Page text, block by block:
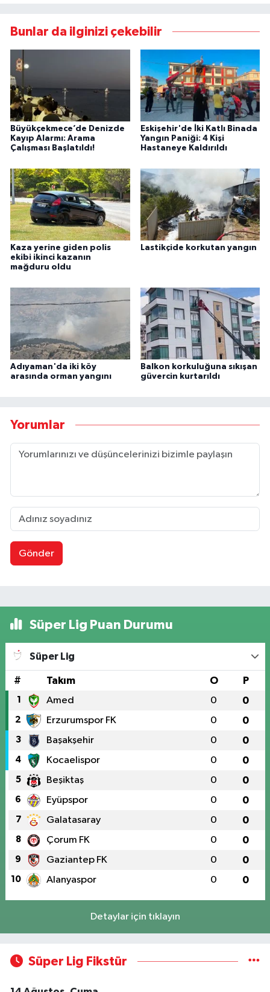
Bunlar da ilginizi çekebilir
Büyükçekmece’de Denizde
Kayıp Alarmı: Arama
Çalışması Başlatıldı!
Eskişehir'de İki Katlı Binada
Yangın Paniği: 4 Kişi
Hastaneye Kaldırıldı
Kaza yerine giden polis
ekibi ikinci kazanın
mağduru oldu
Lastikçide korkutan yangın
Adıyaman'da iki köy
arasında orman yangını
Balkon korkuluğuna sıkışan
güvercin kurtarıldı
Yorumlar
Gönder
Süper Lig Puan Durumu
Süper Lig
# Takım O P
1 Amed 0 0
2 Erzurumspor FK 0 0
3 Başakşehir 0 0
4 Kocaelispor 0 0
5 Beşiktaş 0 0
6 Eyüpspor 0 0
7 Galatasaray 0 0
8 Çorum FK 0 0
9 Gaziantep FK 0 0
10 Alanyaspor 0 0
Detaylar için tıklayın
Süper Lig Fikstür